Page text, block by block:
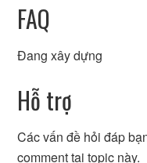
FAQ
Đang xây dựng
Hỗ trợ
Các vấn đề hỏi đáp
comment tại topic này.